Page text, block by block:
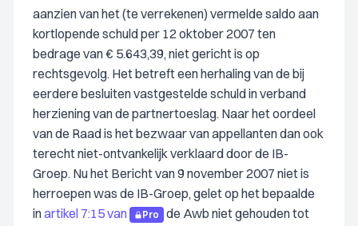
aanzien van het (te verrekenen) vermelde saldo aan
kortlopende schuld per 12 oktober 2007 ten
bedrage van € 5.643,39, niet gericht is op
rechtsgevolg. Het betreft een herhaling van de bij
eerdere besluiten vastgestelde schuld in verband
herziening van de partnertoeslag. Naar het oordeel
van de Raad is het bezwaar van appellanten dan ook
terecht niet-ontvankelijk verklaard door de IB-
Groep. Nu het Bericht van 9 november 2007 niet is
herroepen was de IB-Groep, gelet op het bepaalde
inartikel 7:15 van Pro
de Awb niet gehouden tot